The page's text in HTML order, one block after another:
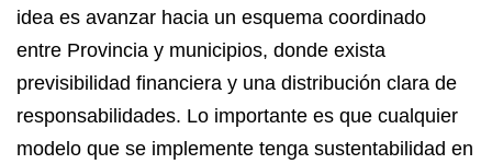
idea es avanzar hacia un esquema coordinado
entre Provincia y municipios, donde exista
previsibilidad financiera y una distribución clara de
responsabilidades. Lo importante es que cualquier
modelo que se implemente tenga sustentabilidad en